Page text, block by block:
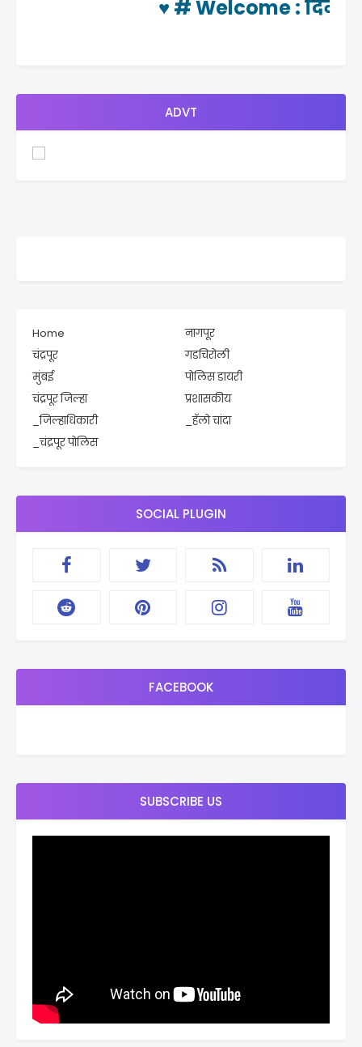
Welcome: दिनचर्या
ADVT
Home
नागपूर
चंद्रपूर
गडचिरोली
मुंबई
पोलिस डायरी
चंद्रपूर जिल्हा
प्रशासकीय
_जिल्हाधिकारी
_हॅलो चांदा
_चंद्रपूर पोलिस
SOCIAL PLUGIN
FACEBOOK
SUBSCRIBE US